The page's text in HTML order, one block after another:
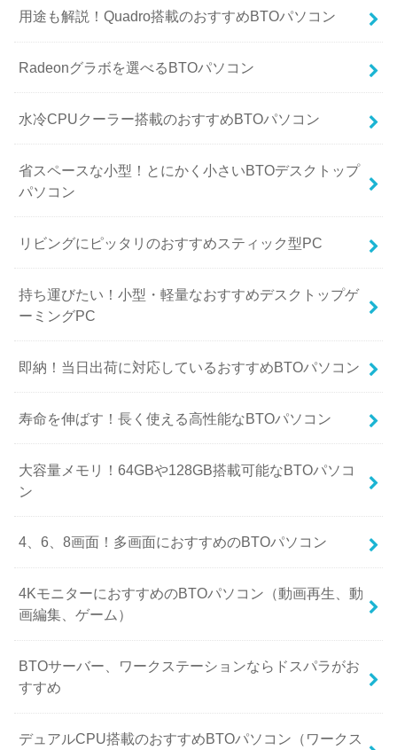
用途も解説！Quadro搭載のおすすめBTOパソコン
Radeonグラボを選べるBTOパソコン
水冷CPUクーラー搭載のおすすめBTOパソコン
省スペースな小型！とにかく小さいBTOデスクトップ
パソコン
リビングにピッタリのおすすめスティック型PC
持ち運びたい！小型・軽量なおすすめデスクトップゲ
ーミングPC
即納！当日出荷に対応しているおすすめBTOパソコン
寿命を伸ばす！長く使える高性能なBTOパソコン
大容量メモリ！64GBや128GB搭載可能なBTOパソコ
ン
4、6、8画面！多画面におすすめのBTOパソコン
4KモニターにおすすめのBTOパソコン（動画再生、動
画編集、ゲーム）
BTOサーバー、ワークステーションならドスパラがお
すすめ
デュアルCPU搭載のおすすめBTOパソコン（ワークス